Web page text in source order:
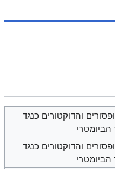
והדוקטורים כנגד
והדוקטורים כנגד